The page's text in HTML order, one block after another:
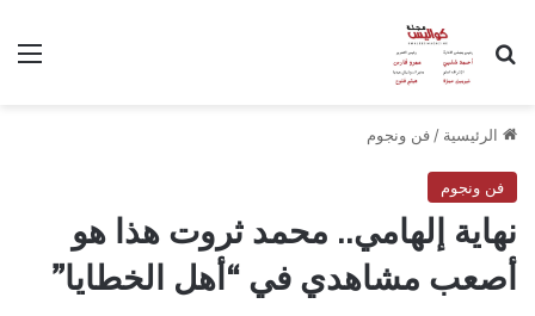
بحث عن
الرئيسية / فن ونجوم
فن ونجوم
نهاية إلهامي.. محمد ثروت هذا هو
أصعب مشاهدي في “أهل الخطايا”